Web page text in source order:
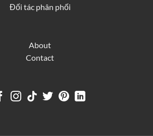
Đối tác phân phối
About
Contact